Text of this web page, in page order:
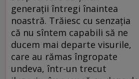
generaţii întregi înaintea
noastră. Trăiesc cu senzaţia
că nu sîntem capabili să ne
ducem mai departe visurile,
care au rămas îngropate
undeva, într-un trecut